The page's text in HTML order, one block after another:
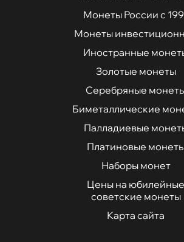
Монеты России с
Монеты
Иностранные
Золотые монеты
Серебряные
Биметаллические
Палладиевые
Платиновые
Наборы монет
Цены на юбилейные
советские монеты
Карта сайта